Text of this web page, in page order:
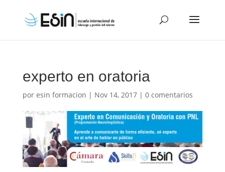
experto en oratoria
por esin formacion | Nov 14, 2017| 0 comentarios